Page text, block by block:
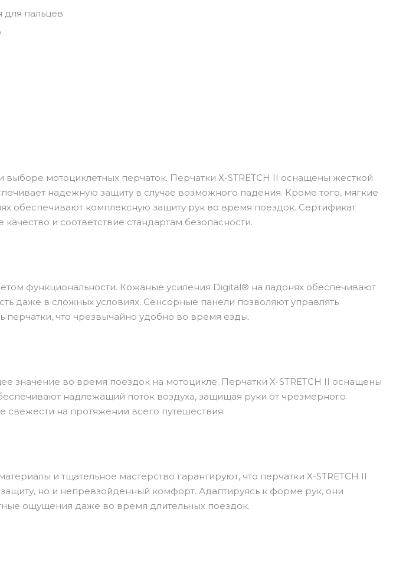
пальцев.
выборе мотоциклетных перчаток. Перчатки X-STRETCH II оснащены жесткой
надежную защиту в случае возможного падения. Кроме того, мягкие
обеспечивают комплексную защиту рук во время поездок. Сертификат
и соответствие стандартам безопасности.
функциональности. Кожаные усиления Digital® на ладонях обеспечивают
даже в сложных условиях. Сенсорные панели позволяют управлять
что чрезвычайно удобно во время езды.
значение во время поездок на мотоцикле. Перчатки X-STRETCH II оснащены
надлежащий поток воздуха, защищая руки от чрезмерного
на протяжении всего путешествия.
и тщательное мастерство гарантируют, что перчатки X-STRETCH II
но и непревзойденный комфорт. Адаптируясь к форме рук, они
ощущения даже во время длительных поездок.